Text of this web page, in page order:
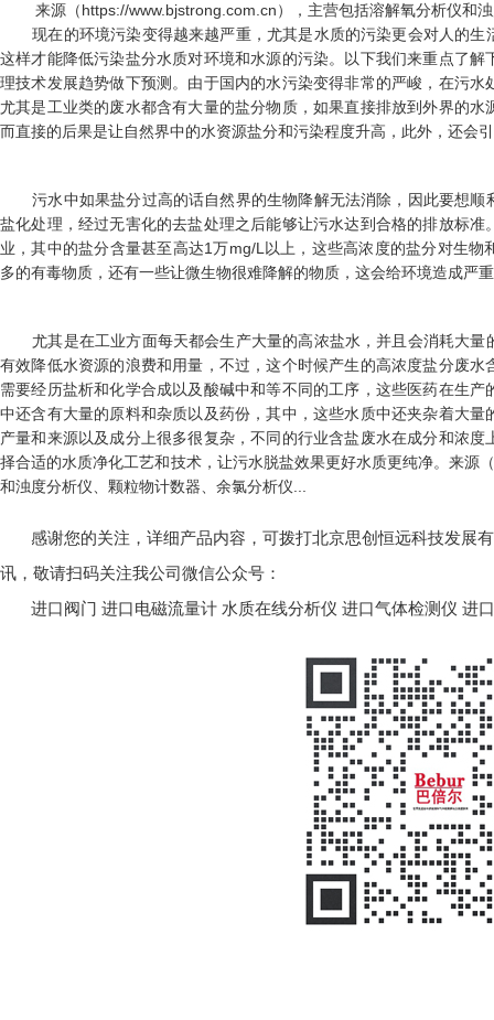
来源（https://www.bjstrong.com.cn），主营包括溶解氧分析仪和
现在的环境污染变得越来越严重，尤其是水质的污染更会对人的生
这样才能降低污染盐分水质对环境和水源的污染。以下我们来重点了
理技术发展趋势做下预测。由于国内的水污染变得非常的严峻，在污
尤其是工业类的废水都含有大量的盐分物质，如果直接排放到外界的
而直接的后果是让自然界中的水资源盐分和污染程度升高，此外，还会
污水中如果盐分过高的话自然界的生物降解无法消除，因此要想顺
盐化处理，经过无害化的去盐处理之后能够让污水达到合格的排放标
业，其中的盐分含量甚至高达1万mg/L以上，这些高浓度的盐分对生
多的有毒物质，还有一些让微生物很难降解的物质，这会给环境造成严
尤其是在工业方面每天都会生产大量的高浓盐水，并且会消耗大量
有效降低水资源的浪费和用量，不过，这个时候产生的高浓度盐分废
需要经历盐析和化学合成以及酸碱中和等不同的工序，这些医药在生
中还含有大量的原料和杂质以及药份，其中，这些水质中还夹杂着大
产量和来源以及成分上很多很复杂，不同的行业含盐废水在成分和浓
择合适的水质净化工艺和技术，让污水脱盐效果更好水质更纯净。来源
和浊度分析仪 、颗粒物计数器、余氯分析仪...
感谢您的关注，详细产品内容，可拨打北京思创恒远科技发展
讯，敬请扫码关注我公司微信公众号：
进口阀门 进口电磁流量计 水质在线分析仪 进口气体检测仪 进